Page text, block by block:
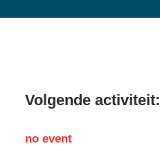
Volgende activiteit:
no event